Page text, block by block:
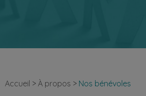
Accueil > À propos > Nos bénévoles